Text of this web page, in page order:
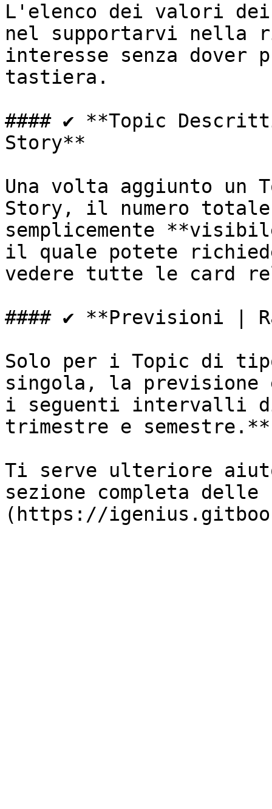
L'elenco dei valori
nel supportarvi nella
interesse senza dover
tastiera.
#### ✔️ **Topic
Story**
Una volta aggiunto un
Story, il numero
semplicemente
il quale potete
vedere tutte le card
#### ✔️ **Previsioni |
Solo per i Topic di
singola, la
i seguenti intervalli
trimestre e semestre.**
Ti serve ulteriore
sezione completa